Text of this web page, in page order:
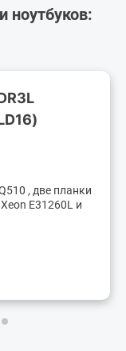
ноутбуков:
, две планки
E31260L и